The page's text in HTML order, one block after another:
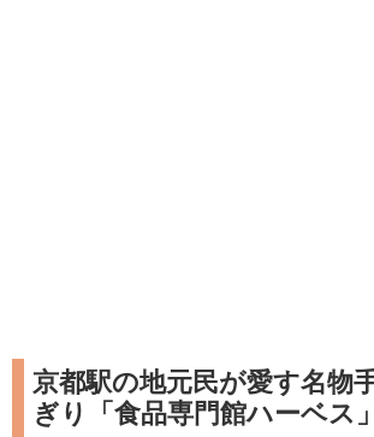
京都駅の地元民が愛す名物
ぎり「食品専門館ハーベス」